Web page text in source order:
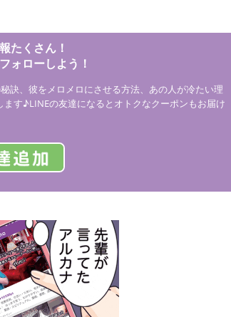
たくさん！
ォローしよう！
訣、彼をメロメロにさせる方法、あの人が冷たい理
す♪LINEの友達になるとオトクなクーポンもお届け